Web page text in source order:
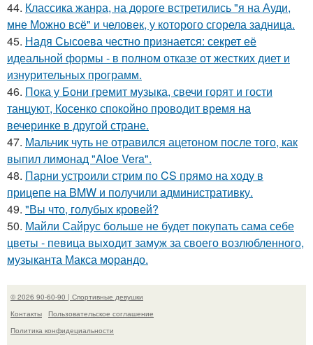
44. Классика жанра, на дороге встретились "я на Ауди,
мне Можно всё" и человек, у которого сгорела задница.
45. Надя Сысоева честно признается: секрет её
идеальной формы - в полном отказе от жестких диет и
изнурительных программ.
46. Пока у Бони гремит музыка, свечи горят и гости
танцуют, Косенко спокойно проводит время на
вечеринке в другой стране.
47. Мальчик чуть не отравился ацетоном после того, как
выпил лимонад "Aloe Vera".
48. Парни устроили стрим по CS прямо на ходу в
прицепе на BMW и получили административку.
49. "Вы что, голубых кровей?
50. Майли Сайрус больше не будет покупать сама себе
цветы - певица выходит замуж за своего возлюбленного,
музыканта Макса морандо.
© 2026 90-60-90 | Спортивные девушки
Контакты
Пользовательское соглашение
Политика конфидециальности